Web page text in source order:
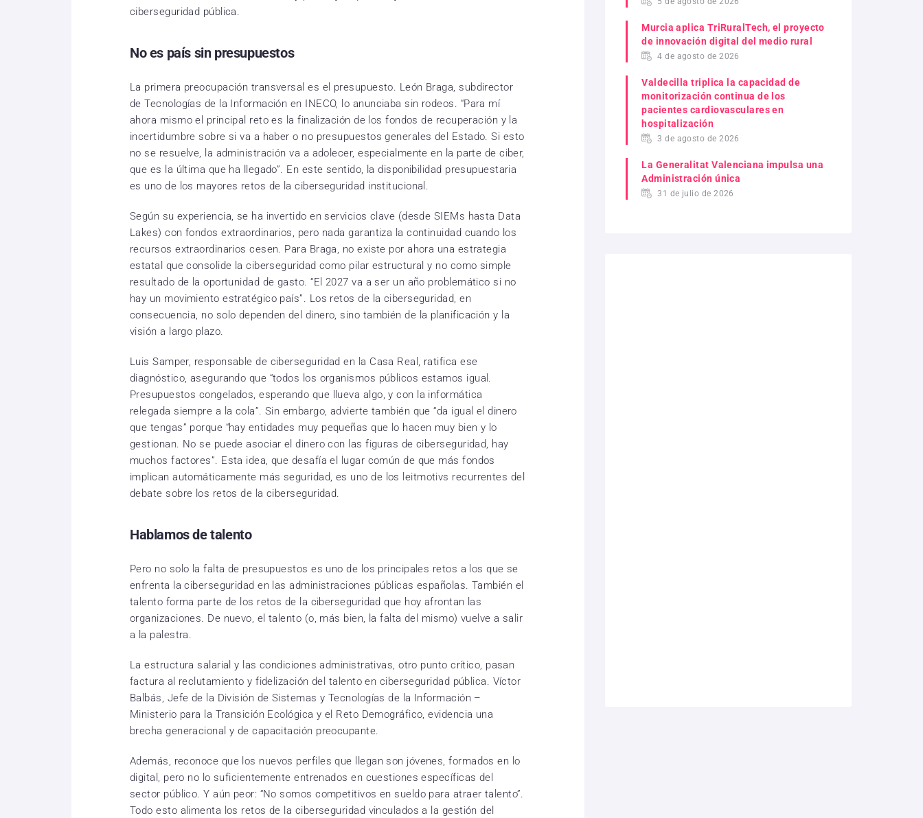
ciberseguridad pública.
No es país sin presupuestos
La primera preocupación transversal es el presupuesto. León Braga, subdirector
de Tecnologías de la Información en INECO, lo anunciaba sin rodeos. “Para mí
ahora mismo el principal reto es la finalización de los fondos de recuperación y la
incertidumbre sobre si va a haber o no presupuestos generales del Estado. Si esto
no se resuelve, la administración va a adolecer, especialmente en la parte de ciber,
que es la última que ha llegado”. En este sentido, la disponibilidad presupuestaria
es uno de los mayores retos de la ciberseguridad institucional.
Según su experiencia, se ha invertido en servicios clave (desde SIEMs hasta Data
Lakes) con fondos extraordinarios, pero nada garantiza la continuidad cuando los
recursos extraordinarios cesen. Para Braga, no existe por ahora una estrategia
estatal que consolide la ciberseguridad como pilar estructural y no como simple
resultado de la oportunidad de gasto. “El 2027 va a ser un año problemático si no
hay un movimiento estratégico país”. Los retos de la ciberseguridad, en
consecuencia, no solo dependen del dinero, sino también de la planificación y la
visión a largo plazo.
Luis Samper, responsable de ciberseguridad en la Casa Real, ratifica ese
diagnóstico, asegurando que “todos los organismos públicos estamos igual.
Presupuestos congelados, esperando que llueva algo, y con la informática
relegada siempre a la cola”. Sin embargo, advierte también que “da igual el dinero
que tengas” porque “hay entidades muy pequeñas que lo hacen muy bien y lo
gestionan. No se puede asociar el dinero con las figuras de ciberseguridad, hay
muchos factores”. Esta idea, que desafía el lugar común de que más fondos
implican automáticamente más seguridad, es uno de los leitmotivs recurrentes del
debate sobre los retos de la ciberseguridad.
Hablamos de talento
Pero no solo la falta de presupuestos es uno de los principales retos a los que se
enfrenta la ciberseguridad en las administraciones públicas españolas. También el
talento forma parte de los retos de la ciberseguridad que hoy afrontan las
organizaciones. De nuevo, el talento (o, más bien, la falta del mismo) vuelve a salir
a la palestra.
La estructura salarial y las condiciones administrativas, otro punto crítico, pasan
factura al reclutamiento y fidelización del talento en ciberseguridad pública. Víctor
Balbás, Jefe de la División de Sistemas y Tecnologías de la Información –
Ministerio para la Transición Ecológica y el Reto Demográfico, evidencia una
brecha generacional y de capacitación preocupante.
Además, reconoce que los nuevos perfiles que llegan son jóvenes, formados en lo
digital, pero no lo suficientemente entrenados en cuestiones específicas del
sector público. Y aún peor: “No somos competitivos en sueldo para atraer talento”.
Todo esto alimenta los retos de la ciberseguridad vinculados a la gestión del
Murcia aplica TriRuralTech, el proyecto
de innovación digital del medio rural
4 de agosto de 2026
Valdecilla triplica la capacidad de
monitorización continua de los
pacientes cardiovasculares en
hospitalización
3 de agosto de 2026
La Generalitat Valenciana impulsa una
Administración única
31 de julio de 2026